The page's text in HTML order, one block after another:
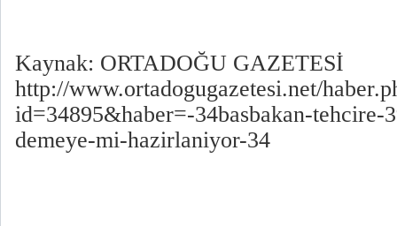
Kaynak: ORTADOĞU GAZETESİ
http://www.ortadogugazetesi.net/
id=34895&haber=-34basbakan-tehcire-
demeye-mi-hazirlaniyor-34